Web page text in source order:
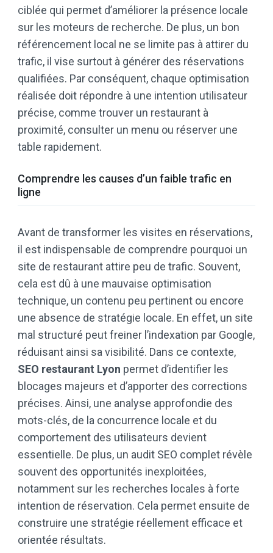
ciblée qui permet d’améliorer la présence locale
sur les moteurs de recherche. De plus, un bon
référencement local ne se limite pas à attirer du
trafic, il vise surtout à générer des réservations
qualifiées. Par conséquent, chaque optimisation
réalisée doit répondre à une intention utilisateur
précise, comme trouver un restaurant à
proximité, consulter un menu ou réserver une
table rapidement.
Comprendre les causes d’un faible trafic en
ligne
Avant de transformer les visites en réservations,
il est indispensable de comprendre pourquoi un
site de restaurant attire peu de trafic. Souvent,
cela est dû à une mauvaise optimisation
technique, un contenu peu pertinent ou encore
une absence de stratégie locale. En effet, un site
mal structuré peut freiner l’indexation par Google,
réduisant ainsi sa visibilité. Dans ce contexte,
SEO restaurant Lyon permet d’identifier les
blocages majeurs et d’apporter des corrections
précises. Ainsi, une analyse approfondie des
mots-clés, de la concurrence locale et du
comportement des utilisateurs devient
essentielle. De plus, un audit SEO complet révèle
souvent des opportunités inexploitées,
notamment sur les recherches locales à forte
intention de réservation. Cela permet ensuite de
construire une stratégie réellement efficace et
orientée résultats.